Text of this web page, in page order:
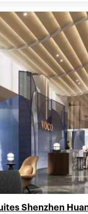
Shenzhen